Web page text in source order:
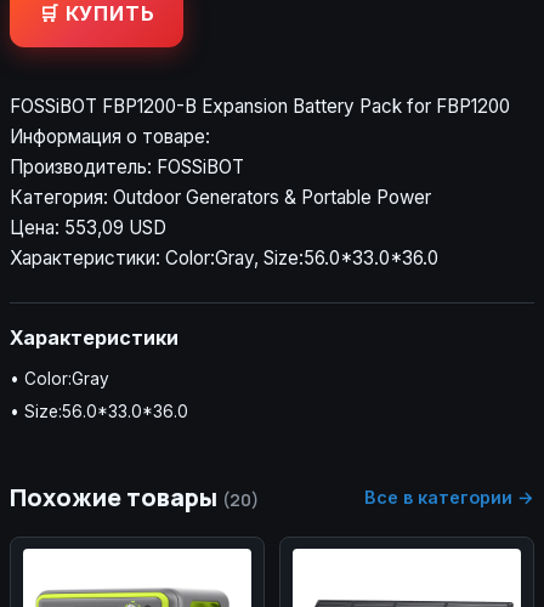
🛒 КУПИТЬ
FOSSiBOT FBP1200-B Expansion Battery Pack for FBP1200
Информация о товаре:
Производитель: FOSSiBOT
Категория: Outdoor Generators & Portable Power
Цена: 553,09 USD
Характеристики: Color:Gray, Size:56.0*33.0*36.0
Характеристики
• Color:Gray
• Size:56.0*33.0*36.0
Похожие товары (20) Все в категории →